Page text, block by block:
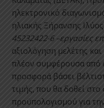
ηλεκτρονικό
ηλιακής Ξήρανσης
45232422-6 –εργασίες
αξιολόγηση μελέτης
πλέον συμφέρουσα από
προσφορά βάσει
τιμής, που θα δοθεί
προϋπολογισμού για